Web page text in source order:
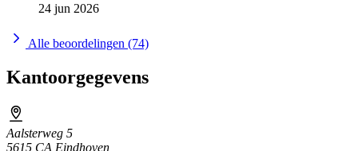
24 jun 2026
Alle beoordelingen (74)
Kantoorgegevens
Aalsterweg 5
5615 CA Eindhoven